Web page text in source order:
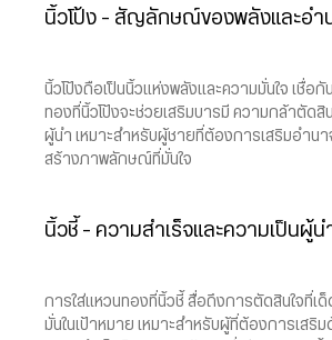
นิ้วโป้ง – สัญลักษณ์ของพลังและอำ
นิ้วโป้งถือเป็นนิ้วแห่งพลังและความมั่นใจ เชื่อกั
ทองที่นิ้วโป้งจะช่วยเสริมบารมี ความกล้าตัดสิน
ผู้นำ เหมาะสำหรับผู้ชายที่ต้องการเสริมอำน
สร้างภาพลักษณ์ที่มั่นใจ
นิ้วชี้ – ความสำเร็จและความเป็นผู้น
การใส่แหวนทองที่นิ้วชี้ สื่อถึงการตัดสินใจที่เ
มั่นในเป้าหมาย เหมาะสำหรับผู้ที่ต้องการเสริ